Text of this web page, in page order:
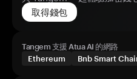
取得錢包
Tangem 支援 Atua AI 的網路
Ethereum
Bnb Smart